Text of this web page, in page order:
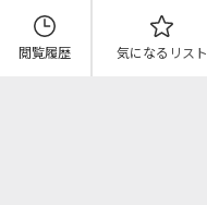
閲覧履歴 気になる リスト